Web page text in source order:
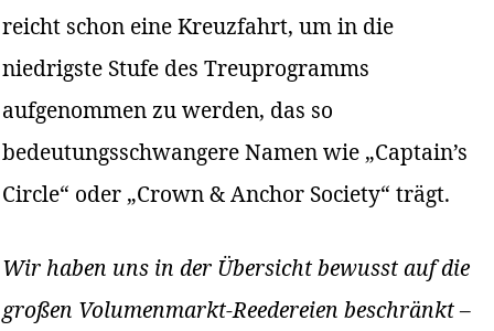
reicht schon eine Kreuzfahrt, um in die
niedrigste Stufe des Treuprogramms
aufgenommen zu werden, das so
bedeutungsschwangere Namen wie „Captain’s
Circle“ oder „Crown & Anchor Society“ trägt.
Wir haben uns in der Übersicht bewusst auf die
großen Volumenmarkt-Reedereien beschränkt –